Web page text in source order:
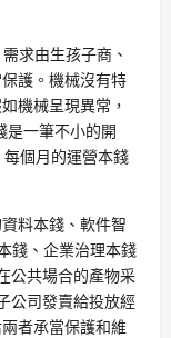
求由生孩子商、
護。機械沒有特
機械呈現異常，
是一筆不小的開
個月的運營本錢
料本錢、軟件智
錢、企業治理本錢
公共場合的產物采
公司發賣給投放經
者承當保護和維